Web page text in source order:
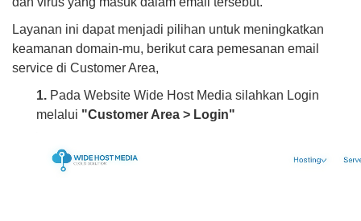
Layanan ini dapat menjadi pilihan untuk meningkatkan
keamanan domain-mu, berikut cara pemesanan email
service di Customer Area,
1. Pada Website Wide Host Media silahkan Login
melalui "Customer Area > Login"